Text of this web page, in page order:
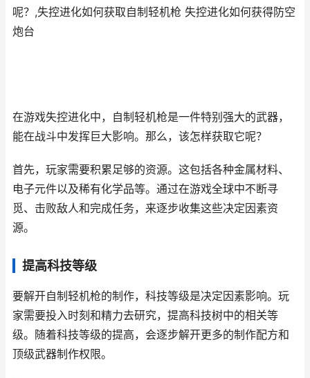
呢？,失控进化如何获取自制轻机枪 失控进化如何获得防空
炮台
在游戏失控进化中，自制轻机枪是一件特别强大的武器，
能在战斗中发挥巨大影响。那么，该怎样获取它呢？
首先，玩家需要积累足够的资源。这包括各种金属材料、
电子元件以及稀有化学品等。通过在游戏全球中不断寻
觅、击败敌人和完成任务，来逐步收集这些决定因素资
源。
提高科技等级
要解开自制轻机枪的制作，科技等级是决定因素影响。玩
家需要投入时刻和精力去研究，提高科技树中的相关等
级。随着科技等级的提高，会逐步解开更多的制作配方和
顶级武器制作权限。